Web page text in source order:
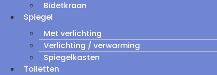
Bidetkraan
Spiegel
Met verlichting
Verlichting / verwarming
Spiegelkasten
Toiletten